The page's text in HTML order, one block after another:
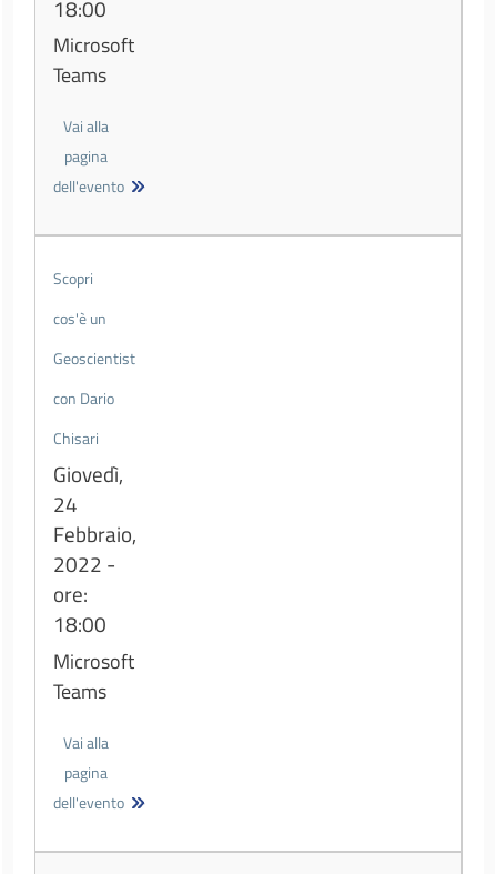
18:00
Microsoft
Teams
Vai alla
pagina
dell'evento
Scopri
cos'è un
Geoscientist
con Dario
Chisari
Giovedì,
24
Febbraio,
2022 -
ore:
18:00
Microsoft
Teams
Vai alla
pagina
dell'evento